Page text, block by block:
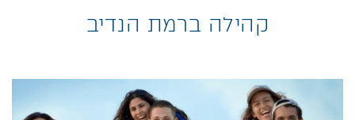
קהילה ברמת הנדיב